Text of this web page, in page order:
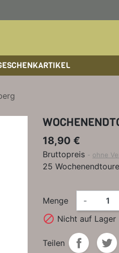
18,90 €
Bruttopreis ohne
25
Menge -
 Nicht auf Lager
Teilen